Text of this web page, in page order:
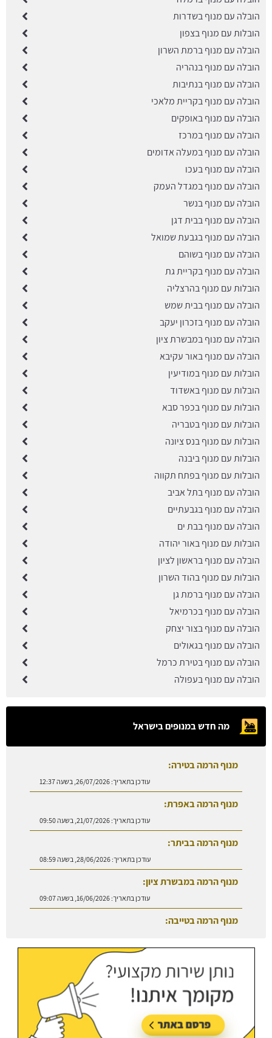
הובלה עם מנוף בשדרות
הובלות עם מנוף בצפון
הובלה עם מנוף ברמת השרון
הובלה עם מנוף בנהריה
הובלה עם מנוף בנתיבות
הובלה עם מנוף בקריית מלאכי
הובלה עם מנוף באופקים
הובלה עם מנוף במרכז
הובלה עם מנוף במעלה אדומים
הובלה עם מנוף בעכו
הובלה עם מנוף במגדל העמק
הובלה עם מנוף בנשר
הובלה עם מנוף בבית דגן
הובלה עם מנוף בגבעת שמואל
הובלה עם מנוף בשוהם
הובלה עם מנוף בקריית גת
הובלות עם מנוף בהרצליה
הובלה עם מנוף בבית שמש
הובלה עם מנוף בזכרון יעקב
הובלה עם מנוף במבשרת ציון
הובלה עם מנוף באור עקיבא
הובלות עם מנוף במודיעין
הובלות עם מנוף באשדוד
הובלות עם מנוף בכפר סבא
הובלות עם מנוף בטבריה
הובלות עם מנוף בנס ציונה
הובלות עם מנוף ביבנה
הובלות עם מנוף בפתח תקווה
הובלה עם מנוף בתל אביב
הובלה עם מנוף בגבעתיים
הובלה עם מנוף בבת ים
הובלות עם מנוף באור יהודה
הובלה עם מנוף בראשון לציון
הובלות עם מנוף בהוד השרון
הובלה עם מנוף ברמת גן
הובלה עם מנוף בכרמיאל
הובלה עם מנוף בצור יצחק
הובלה עם מנוף בגאולים
הובלה עם מנוף בטירת כרמל
הובלה עם מנוף בעפולה
מה חדש במנופים בישראל
מנוף הרמה בטירה:
עודכן בתאריך:26/07/2026, בשעה 12:37
מנוף הרמה באפרת:
עודכן בתאריך:21/07/2026, בשעה 09:50
מנוף הרמה בביתר:
עודכן בתאריך:28/06/2026, בשעה 08:59
מנוף הרמה במבשרת ציון:
עודכן בתאריך:16/06/2026, בשעה 09:07
מנוף הרמה בטייבה: